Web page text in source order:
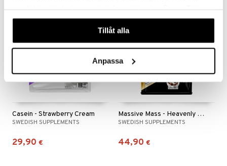
våra cookies vid fortsatt användande av vår webbplats.
Tillåt alla
Anpassa
Casein - Strawberry Cream
SWEDISH SUPPLEMENTS
29,90 €
Massive Mass - Heavenly Rich Chocolate
SWEDISH SUPPLEMENTS
44,90 €